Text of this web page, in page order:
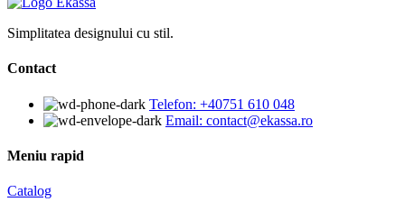
Simplitatea designului cu stil.
Contact
Telefon: +40751 610 048
Email: contact@ekassa.ro
Meniu rapid
Catalog